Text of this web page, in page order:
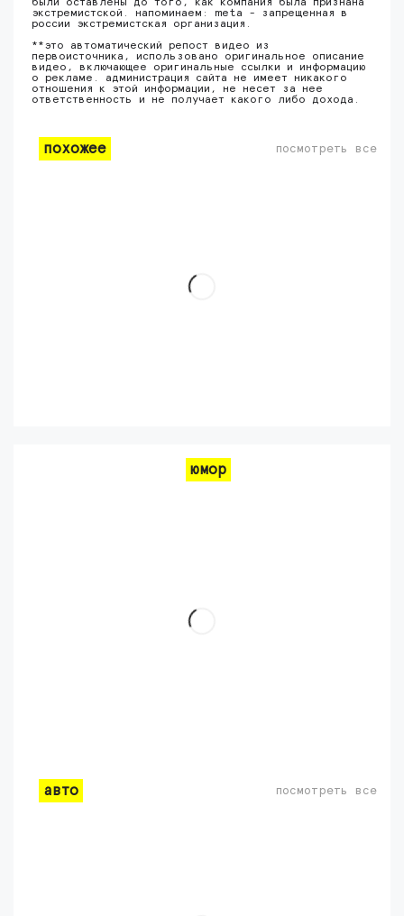
были оставлены до того, как компания была признана
экстремистской. напоминаем: meta - запрещенная в
россии экстремистская организация.
**это автоматический репост видео из
первоисточника, использовано оригинальное описание
видео, включающее оригинальные ссылки и информацию
о рекламе. администрация сайта не имеет никакого
отношения к этой информации, не несет за нее
ответственность и не получает какого либо дохода.
похожее посмотреть все
юмор
авто посмотреть все